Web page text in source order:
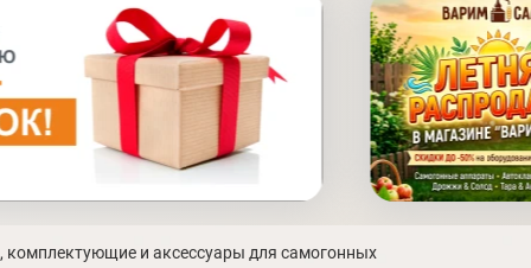
комплектующие и аксессуары для самогонных